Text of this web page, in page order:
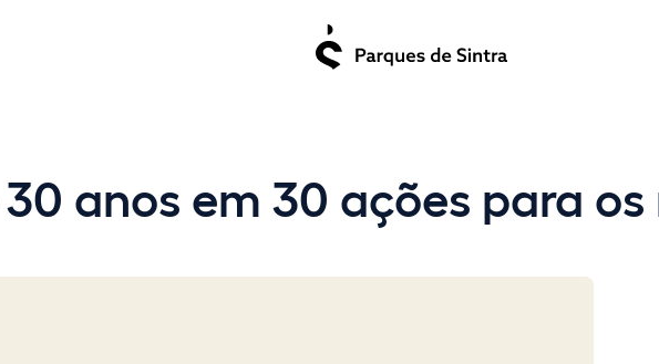
anos em 30 ações para